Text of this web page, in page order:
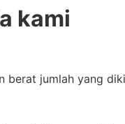
kami
berat jumlah yang